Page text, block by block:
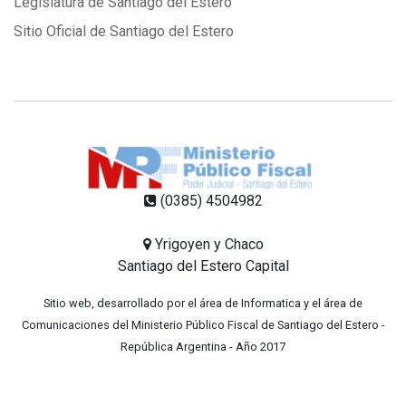
Sitio Oficial de Santiago del Estero
(0385) 4504982
Yrigoyen y Chaco
Santiago del Estero Capital
Sitio web, desarrollado por el área de Informatica y el área de
Comunicaciones del Ministerio Público Fiscal de Santiago del Estero -
República Argentina - Año 2017